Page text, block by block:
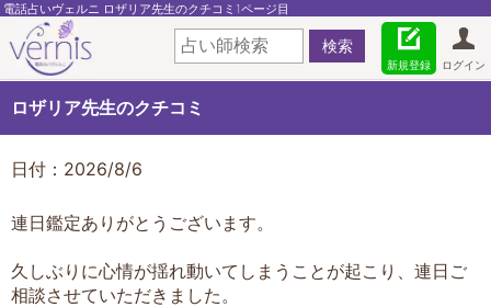
電話占いヴェルニ ロザリア先生のクチコミ1ページ目
ログイン
新規登録
ロザリア先生のクチコミ
日付：2026/8/6
連日鑑定ありがとうございます。
久しぶりに心情が揺れ動いてしまうことが起こり、連日ご
相談させていただきました。